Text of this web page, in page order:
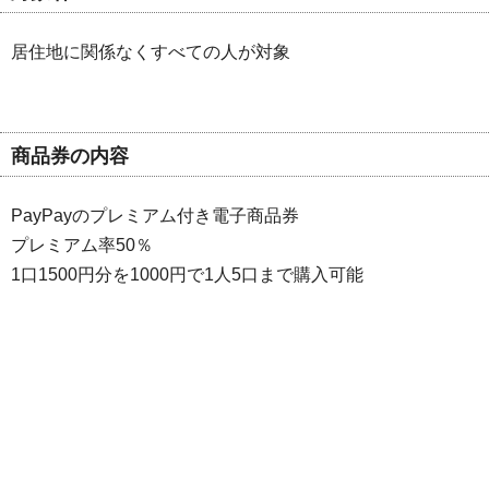
居住地に関係なくすべての人が対象
商品券の内容
PayPayのプレミアム付き電子商品券
プレミアム率50％
1口1500円分を1000円で1人5口まで購入可能